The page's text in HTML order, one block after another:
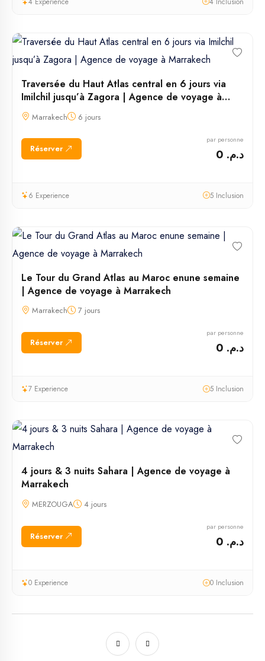
Traversée du Haut Atlas central en 6 jours via
Imilchil jusqu’à Zagora | Agence de voyage à
Marrakech
Marrakech 6 jours
Réserver
par personne
د.م. 0
6 Experience 5 Inclusion
Le Tour du Grand Atlas au Maroc enune semaine
| Agence de voyage à Marrakech
Marrakech 7 jours
Réserver
par personne
د.م. 0
7 Experience 5 Inclusion
4 jours & 3 nuits Sahara | Agence de voyage à
Marrakech
MERZOUGA 4 jours
Réserver
par personne
د.م. 0
0 Experience 0 Inclusion